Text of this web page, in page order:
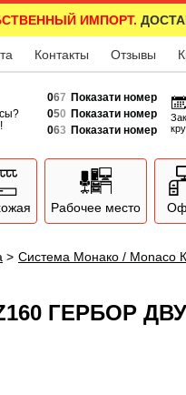
ИМПОРТ.
Контакты Отзывы
067 Показати номер
050 Показати номер
063 Показати номер
Рабочее место
> Система Монако / Monaco
ГЕРБОР